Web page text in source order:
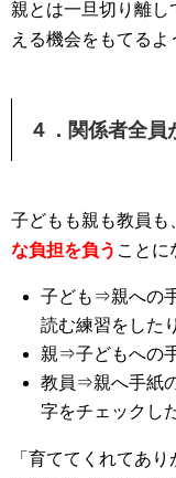
親とは一旦切り離
える機会をもてるよ
４．関係者全員
子どもも親も教員も
な負担を負う ことに
子ども⇒親への
読む練習をした
親⇒子どもへの
教員⇒親へ手紙
字をチェックし
「育ててくれてあ